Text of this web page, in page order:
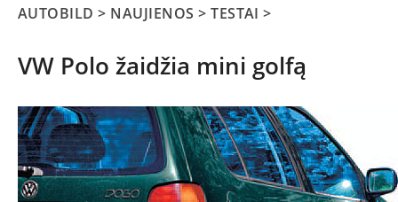
AUTOBILD > NAUJIENOS >TESTAI >
VW Polo žaidžia mini golfą